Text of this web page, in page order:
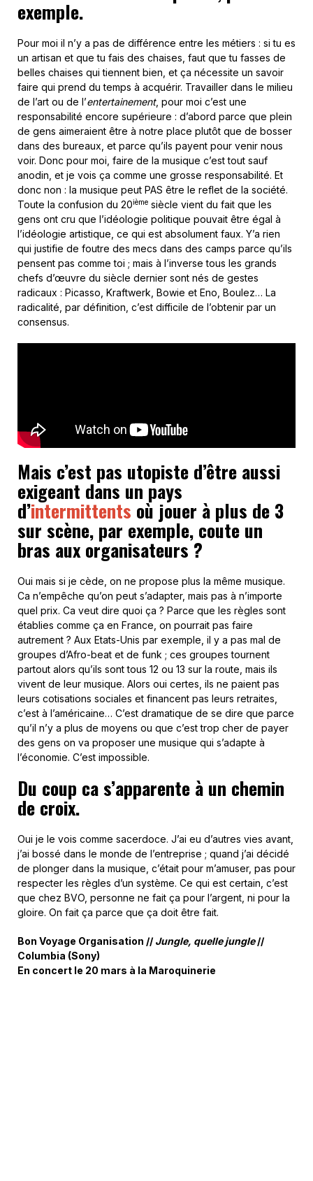
exemple.
Pour moi il n’y a pas de différence entre les métiers : si tu es
un artisan et que tu fais des chaises, faut que tu fasses de
belles chaises qui tiennent bien, et ça nécessite un savoir
faire qui prend du temps à acquérir. Travailler dans le milieu
de l’art ou de l’entertainement, pour moi c’est une
responsabilité encore supérieure : d’abord parce que plein
de gens aimeraient être à notre place plutôt que de bosser
dans des bureaux, et parce qu’ils payent pour venir nous
voir. Donc pour moi, faire de la musique c’est tout sauf
anodin, et je vois ça comme une grosse responsabilité. Et
donc non : la musique peut PAS être le reflet de la société.
Toute la confusion du 20ième siècle vient du fait que les
gens ont cru que l’idéologie politique pouvait être égal à
l’idéologie artistique, ce qui est absolument faux. Y’a rien
qui justifie de foutre des mecs dans des camps parce qu’ils
pensent pas comme toi ; mais à l’inverse tous les grands
chefs d’œuvre du siècle dernier sont nés de gestes
radicaux : Picasso, Kraftwerk, Bowie et Eno, Boulez… La
radicalité, par définition, c’est difficile de l’obtenir par un
consensus.
Mais c’est pas utopiste d’être aussi
exigeant dans un pays
d’intermittents où jouer à plus de 3
sur scène, par exemple, coute un
bras aux organisateurs ?
Oui mais si je cède, on ne propose plus la même musique.
Ca n’empêche qu’on peut s’adapter, mais pas à n’importe
quel prix. Ca veut dire quoi ça ? Parce que les règles sont
établies comme ça en France, on pourrait pas faire
autrement ? Aux Etats-Unis par exemple, il y a pas mal de
groupes d’Afro-beat et de funk ; ces groupes tournent
partout alors qu’ils sont tous 12 ou 13 sur la route, mais ils
vivent de leur musique. Alors oui certes, ils ne paient pas
leurs cotisations sociales et financent pas leurs retraites,
c’est à l’américaine… C’est dramatique de se dire que parce
qu’il n’y a plus de moyens ou que c’est trop cher de payer
des gens on va proposer une musique qui s’adapte à
l’économie. C’est impossible.
Du coup ca s’apparente à un chemin
de croix.
Oui je le vois comme sacerdoce. J’ai eu d’autres vies avant,
j’ai bossé dans le monde de l’entreprise ; quand j’ai décidé
de plonger dans la musique, c’était pour m’amuser, pas pour
respecter les règles d’un système. Ce qui est certain, c’est
que chez BVO, personne ne fait ça pour l’argent, ni pour la
gloire. On fait ça parce que ça doit être fait.
Bon Voyage Organisation // Jungle, quelle jungle//
Columbia (Sony)
En concert le 20 mars à la Maroquinerie